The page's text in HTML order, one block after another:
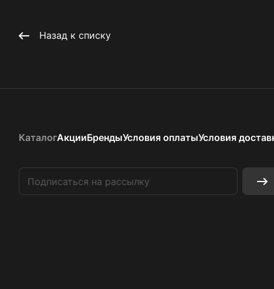
Назад к списку
КаталогАкцииБрендыУсловия оплатыУсловия